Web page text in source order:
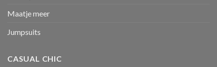
Maatje meer
Jumpsuits
CASUAL CHIC